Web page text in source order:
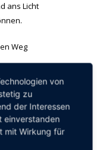
ans Licht
Weg
deinen
von
zu
der Interessen
einverstanden
mit Wirkung für